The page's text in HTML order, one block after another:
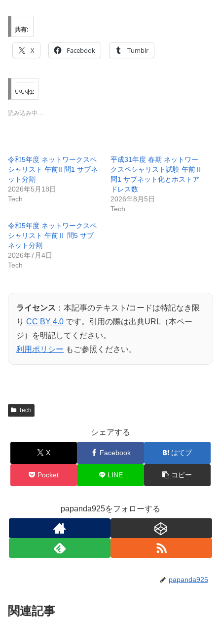
共有:
X Facebook Tumblr
いいね:
読み込み中…
令和5年度 ネットワークスペ
シャリスト 午前II 問1 サブネ
ット分割
2026年5月18日
Tech
平成31年度 春期 ネットワー
クスペシャリスト試験 午前Ⅱ
問1 サブネット化とホストア
ドレス数
2026年8月5日
Tech
令和5年度 ネットワークスペ
シャリスト 午前Ⅱ 問5 サブ
ネット分割
2026年7月4日
Tech
ライセンス ：本記事のテキスト/コードは特記なき限
り CC BY 4.0 です。引用の際は出典URL（本ペー
ジ）を明記してください。
利用ポリシー もご参照ください。
Tech
シェアする
X Facebook はてブ
Pocket LINE コピー
papanda925をフォローする
papanda925
関連記事